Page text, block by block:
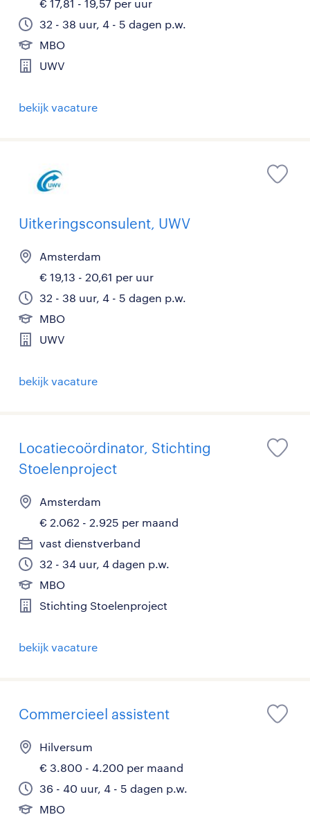
€ 17,81 - 19,57 per uur
32 - 38 uur, 4 - 5 dagen p.w.
MBO
UWV
bekijk vacature
Uitkeringsconsulent, UWV
Amsterdam
€ 19,13 - 20,61 per uur
32 - 38 uur, 4 - 5 dagen p.w.
MBO
UWV
bekijk vacature
Locatiecoördinator, Stichting
Stoelenproject
Amsterdam
€ 2.062 - 2.925 per maand
vast dienstverband
32 - 34 uur, 4 dagen p.w.
MBO
Stichting Stoelenproject
bekijk vacature
Commercieel assistent
Hilversum
€ 3.800 - 4.200 per maand
36 - 40 uur, 4 - 5 dagen p.w.
MBO